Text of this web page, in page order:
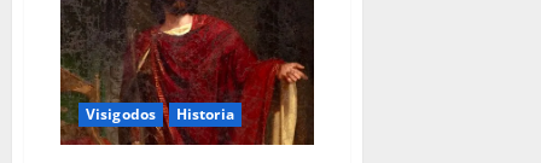
los
hijos
de
Witiza
en
la
mal
llamada
Batalla
Visigodos Historia